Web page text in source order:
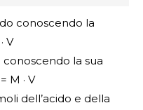
conoscendo la
V
la sua
M · V
dell’acido e della